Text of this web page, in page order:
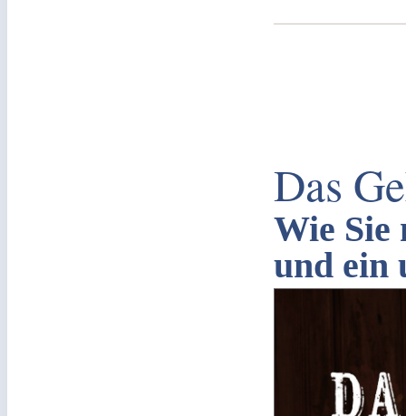
Das
Wie Sie
und ein